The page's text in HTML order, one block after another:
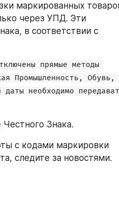
маркированных
через УПД. Эти
в соответствии с
прямые методы
Промышленность, Обувь,
необходимо
Честного Знака.
с кодами маркировки
следите за новостями.